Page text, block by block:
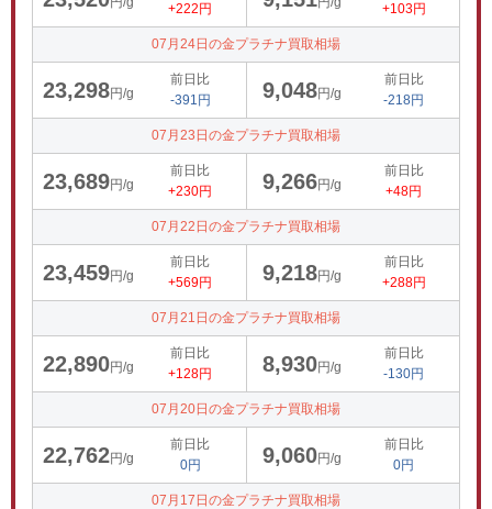
+222円
+103円
07月24日の金プラチナ買取相場
23,298円/g
前日比
-391円
9,048円/g
前日比
-218円
07月23日の金プラチナ買取相場
23,689円/g
前日比
+230円
9,266円/g
前日比
+48円
07月22日の金プラチナ買取相場
23,459円/g
前日比
+569円
9,218円/g
前日比
+288円
07月21日の金プラチナ買取相場
22,890円/g
前日比
+128円
8,930円/g
前日比
-130円
07月20日の金プラチナ買取相場
22,762円/g
前日比
0円
9,060円/g
前日比
0円
07月17日の金プラチナ買取相場